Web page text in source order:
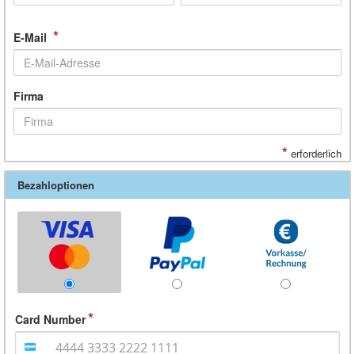
E-Mail *
Firma
* erforderlich
Bezahloptionen
Card Number